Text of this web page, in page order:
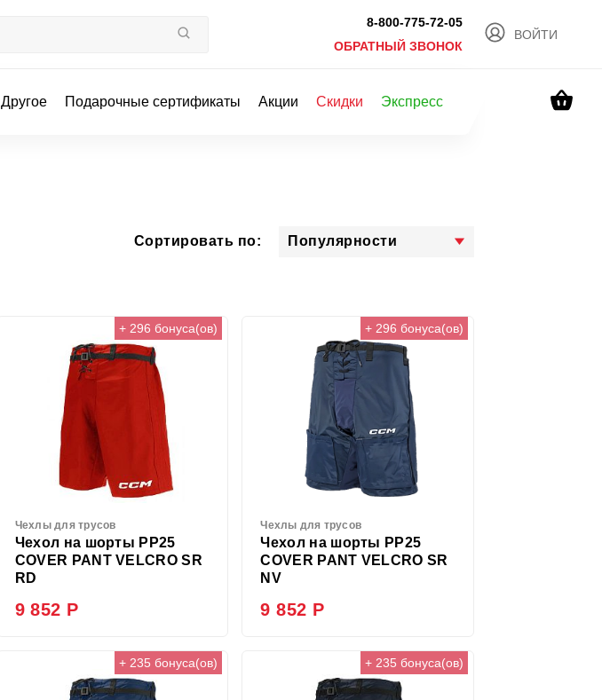
8-800-775-72-05
ОБРАТНЫЙ ЗВОНОК
ВОЙТИ
Другое Подарочные сертификаты Акции Скидки Экспресс
Сортировать по: Популярности
+ 296 бонуса(ов)
Чехлы для трусов
Чехол на шорты PP25
COVER PANT VELCRO SR
RD
9 852 Р
+ 296 бонуса(ов)
Чехлы для трусов
Чехол на шорты PP25
COVER PANT VELCRO SR
NV
9 852 Р
+ 235 бонуса(ов) + 235 бонуса(ов)